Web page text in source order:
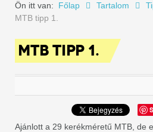
Ön itt van: Főlap Tartalom
MTB tipp 1.
MTB TIPP 1.
Ajánlott a 29 kerékméretű MTB, de